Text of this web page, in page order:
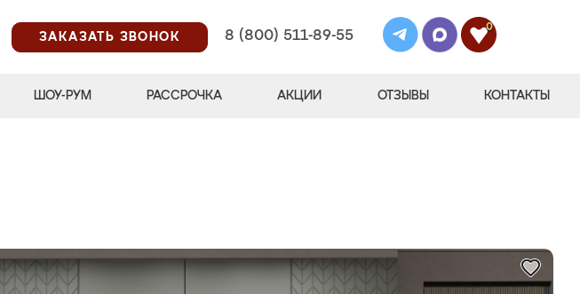
ЗАКАЗАТЬ ЗВОНОК
8 (800) 511-89-55
0
ШОУ-РУМ РАССРОЧКА АКЦИИ ОТЗЫВЫ КОНТАКТЫ